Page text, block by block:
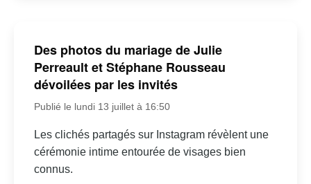
Des photos du mariage de Julie
Perreault et Stéphane Rousseau
dévoilées par les invités
Publié le lundi 13 juillet à 16:50
Les clichés partagés sur Instagram révèlent une
cérémonie intime entourée de visages bien
connus.